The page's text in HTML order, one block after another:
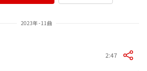
2023年 - 11曲
2:47